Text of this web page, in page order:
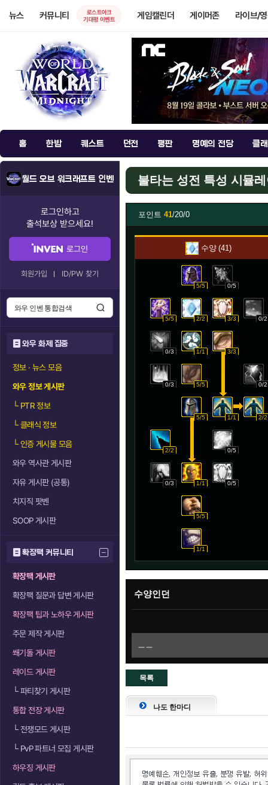
뉴스 커뮤니티
로스트아크
기대평 이벤트
게임캘린더 게이머존 라이브/
홈 한밤 퀘스트 던전 평판 명예의 전당 클
월드 오브 워크래프트 인벤
로그인하고
출석보상 받으세요!
로그인
회원가입 ID/PW 찾기
와우 화제 집중
정보 · 뉴스 모음
와우 정보 게시판
└PTR 정보
└클래식 정보
└인증 게시물 모음
와우 역사관 게시판
자유 게시판 (공통)
치지직 팟벤
SOOP 게시판
확장팩 커뮤니티
확장팩 게시판
확장팩 질문과 답변 게시판
확장팩 팁과 노하우 게시판
주문 제작 게시판
쐐기돌 게시판
레이드 게시판
└파티찾기 게시판
통합 전장 게시판
└전쟁모드 게시판
└PvP 파트너 모집 게시판
하우징 게시판
불타는 성전 특성 시뮬
포인트 41/20/0
수양 41
5/5 0/5
5/5 2/2 3/3 0/2
0/3 1/1 3/3
0/3 5/5 0/2
5/5 1/1 2/2
2/2 0/5
0/3 1/1 0/5
5/5
1/1
수양인던
ㅡㅡ
목록
으로
나도 한마디